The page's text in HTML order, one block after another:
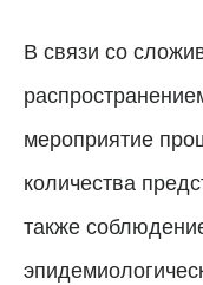
В связи со
мероприятие
количества
также